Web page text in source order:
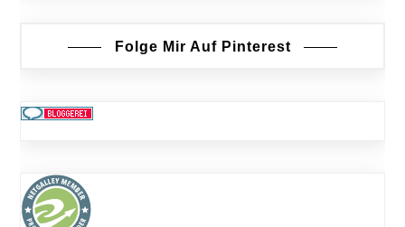
Folge Mir Auf Pinterest